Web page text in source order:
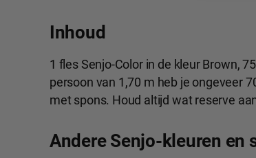
Inhoud
1 fles Senjo-Color in de kleur Brown,
persoon van 1,70 m heb je ongeveer
met spons. Houd altijd wat reserve
Andere Senjo-kleuren en